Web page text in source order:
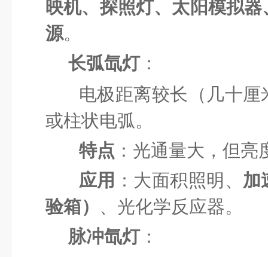
映机、探照灯、太阳模拟
源。
长弧氙灯：
电极距离较长（几十
或柱状电弧。
特点 ：光通量大，但
应用 ：大面积照明、 加
验箱） 、光化学反应器。
脉冲氙灯：